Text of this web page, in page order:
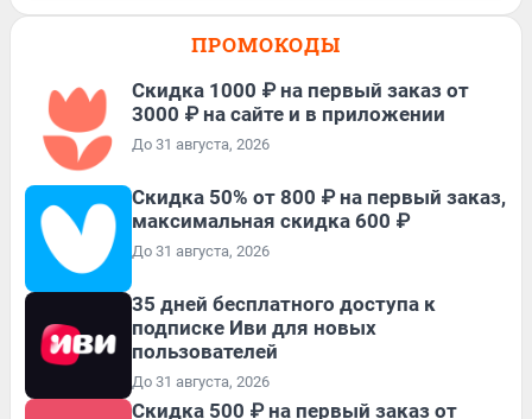
ПРОМОКОДЫ
Скидка 1000 ₽ на первый заказ от
3000 ₽ на сайте и в приложении
До 31 августа, 2026
Скидка 50% от 800 ₽ на первый заказ,
максимальная скидка 600 ₽
До 31 августа, 2026
35 дней бесплатного доступа к
подписке Иви для новых
пользователей
До 31 августа, 2026
Скидка 500 ₽ на первый заказ от